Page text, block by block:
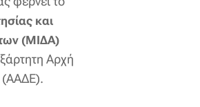
και
(ΜΙΔΑ)
Αρχή